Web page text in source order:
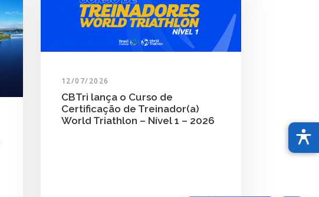
12/07/2026
CBTri lança o Curso de
Certificação de Treinador(a)
World Triathlon – Nível 1 – 2026